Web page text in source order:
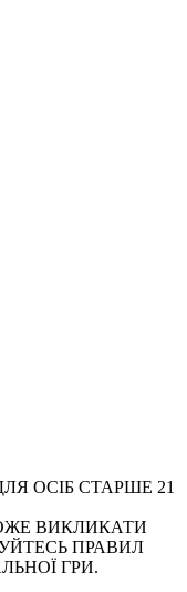
ОСІБ СТАРШЕ 21
ВИКЛИКАТИ
ПРАВИЛ
ГРИ.